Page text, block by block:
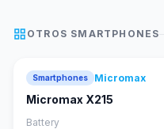
grid_view OTROS SMARTPHONES
Smartphones Micromax
Micromax X215
Battery